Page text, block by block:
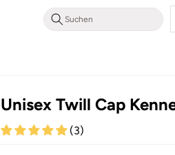
Unisex Twill Cap
(3)